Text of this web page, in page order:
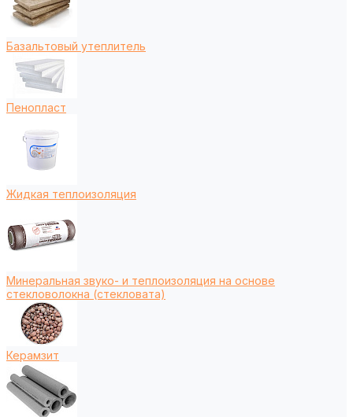
Базальтовый утеплитель
Пенопласт
Жидкая теплоизоляция
Минеральная звуко- и теплоизоляция на основе
стекловолокна (стекловата)
Керамзит